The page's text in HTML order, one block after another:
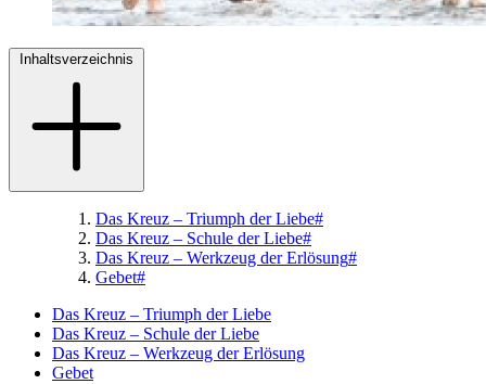
Inhaltsverzeichnis
Das Kreuz – Triumph der Liebe#
Das Kreuz – Schule der Liebe#
Das Kreuz – Werkzeug der Erlösung#
Gebet#
Das Kreuz – Triumph der Liebe
Das Kreuz – Schule der Liebe
Das Kreuz – Werkzeug der Erlösung
Gebet